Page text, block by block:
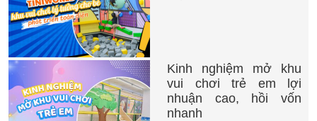
Kinh nghiệm mở khu
vui chơi trẻ em lợi
nhuận cao, hồi vốn
nhanh